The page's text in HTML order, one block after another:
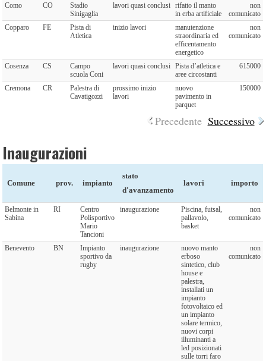
Como CO
Stadio
Sinigaglia
lavori quasi conclusi
rifatto il manto
in erba artificiale
non
comunicato
Copparo
FE
Pista di
Atletica
inizio lavori
manutenzione
straordinaria ed
efficentamento
energetico
non
comunicato
Cosenza CS
Campo
scuola Coni
lavori quasi conclusi
Pista d’atletica e
aree circostanti
615000
Cremona CR
Palestra di
Cavatigozzi
prossimo inizio
lavori
nuovo
pavimento in
parquet
150000
Precedente Successivo
Inaugurazioni
Comune prov. impianto
stato
d'avanzamento
lavori importo
Belmonte in
Sabina
RI
Centro
Polisportivo
Mario
Tancioni
inaugurazione
Piscina, futsal,
pallavolo,
basket
non
comunicato
Benevento BN
Impianto
sportivo da
rugby
inaugurazione
nuovo manto
erboso
sintetico, club
house e
palestra,
installati un
impianto
fotovoltaico ed
un impianto
solare termico,
nuovi corpi
illuminanti a
led posizionati
sulle torri faro
non
comunicato